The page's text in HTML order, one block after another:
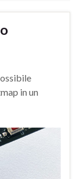
in un